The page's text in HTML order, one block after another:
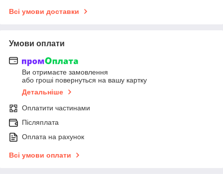
Всі умови доставки
Умови оплати
Ви отримаєте замовлення
або гроші повернуться на вашу картку
Детальніше
Оплатити частинами
Післяплата
Оплата на рахунок
Всі умови оплати